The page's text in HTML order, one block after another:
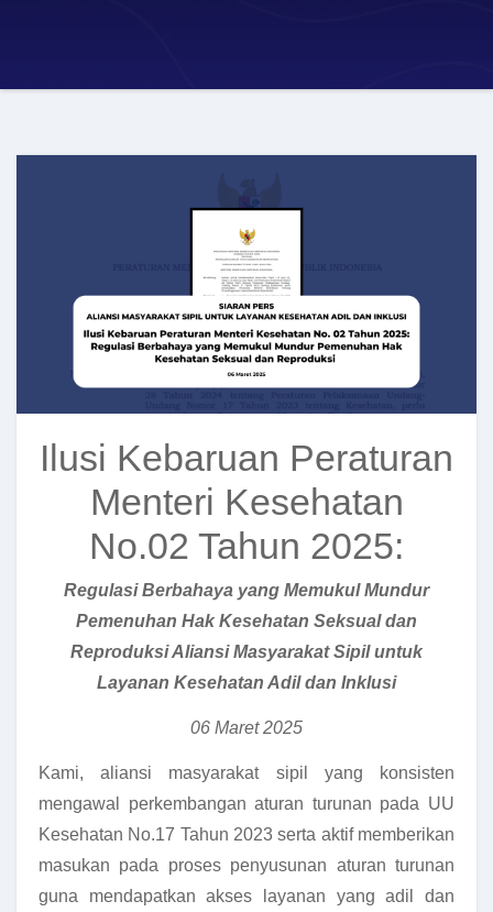
Ilusi Kebaruan Peraturan
Menteri Kesehatan
No.02 Tahun 2025:
Regulasi Berbahaya yang Memukul Mundur
Pemenuhan Hak Kesehatan Seksual dan
Reproduksi Aliansi Masyarakat Sipil untuk
Layanan Kesehatan Adil dan Inklusi
06 Maret 2025
Kami, aliansi masyarakat sipil yang konsisten
mengawal perkembangan aturan turunan pada UU
Kesehatan No.17 Tahun 2023 serta aktif memberikan
masukan pada proses penyusunan aturan turunan
guna mendapatkan akses layanan yang adil dan